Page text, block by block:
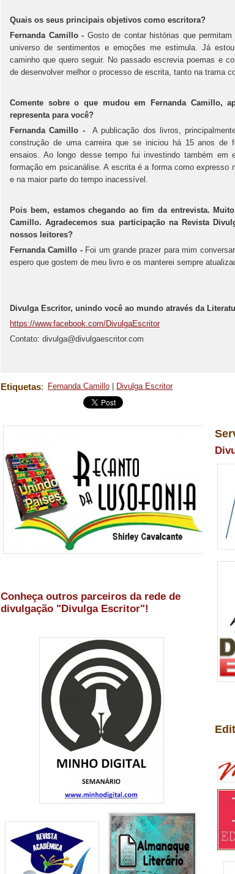
Quais os seus principais objetivos como escritora?
Fernanda Camillo - Gosto de contar histórias que
universo de sentimentos e emoções me estimula. Já
caminho que quero seguir. No passado escrevia poemas e
de desenvolver melhor o processo de escrita, tanto na trama
Comente sobre o que mudou em Fernanda Camillo,
representa para você?
Fernanda Camillo -A publicação dos livros,
construção de uma carreira que se iniciou há 15 anos de
ensaios. Ao longo desse tempo fui investindo também em
formação em psicanálise. A escrita é a forma como expresso
e na maior parte do tempo inacessível.
Pois bem, estamos chegando ao fim da entrevista.
Camillo. Agradecemos sua participação na Revista
nossos leitores?
Fernanda Camillo -Foi um grande prazer para mim
espero que gostem de meu livro e os manterei sempre
Divulga Escritor, unindo você ao mundo através da
https://www.facebook.com/DivulgaEscritor
Contato: divulga@divulgaescritor.com
Etiquetas: Fernanda Camillo Divulga Escritor
Conheça outros parceiros da rede de
divulgação "Divulga Escritor"!